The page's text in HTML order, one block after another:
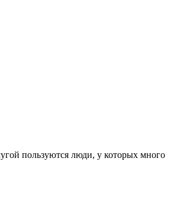
пользуются люди, у которых много